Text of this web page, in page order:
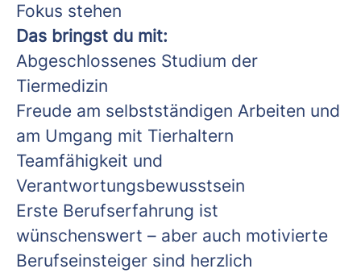
Fokus stehen
Das bringst du mit:
Abgeschlossenes Studium der
Tiermedizin
Freude am selbstständigen Arbeiten und
am Umgang mit Tierhaltern
Teamfähigkeit und
Verantwortungsbewusstsein
Erste Berufserfahrung ist
wünschenswert – aber auch motivierte
Berufseinsteiger sind herzlich